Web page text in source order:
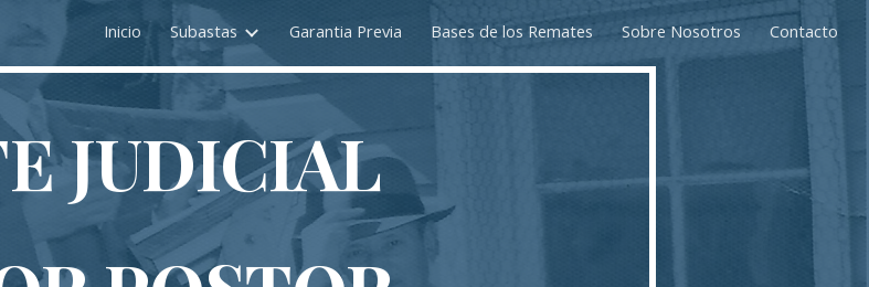
Skip to navigation
Inicio Subastas Garantia Previa Bases de los Remates Sobre Nosotros Contacto
JUDICIAL